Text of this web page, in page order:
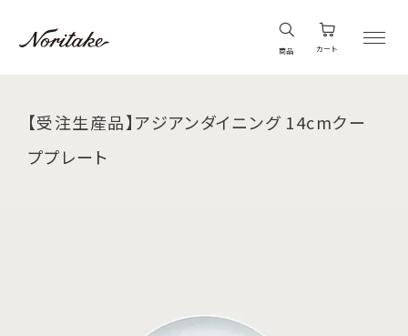
商品 カート
【受注生産品】アジアンダイニング 14cmクー
ププレート